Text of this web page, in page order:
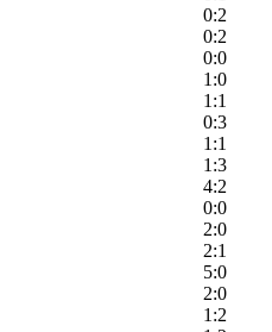
0:2
0:2
0:0
1:0
1:1
0:3
1:1
1:3
4:2
0:0
2:0
2:1
5:0
2:0
1:2